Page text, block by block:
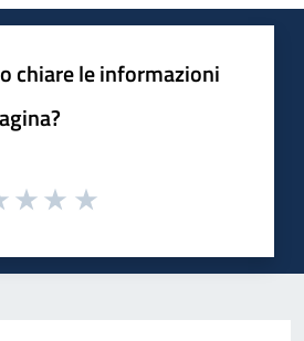
chiare le informazioni